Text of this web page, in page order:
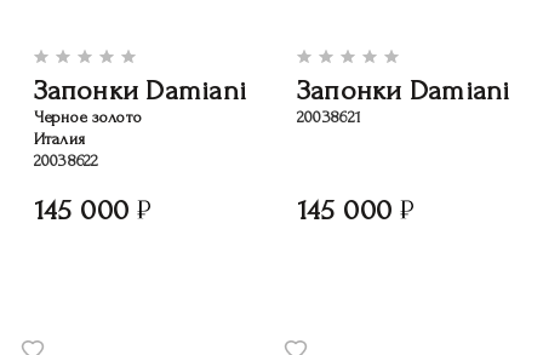
Запонки Damiani
Черное золото
Италия
20038622
145 000
Запонки Damiani
20038621
145 000